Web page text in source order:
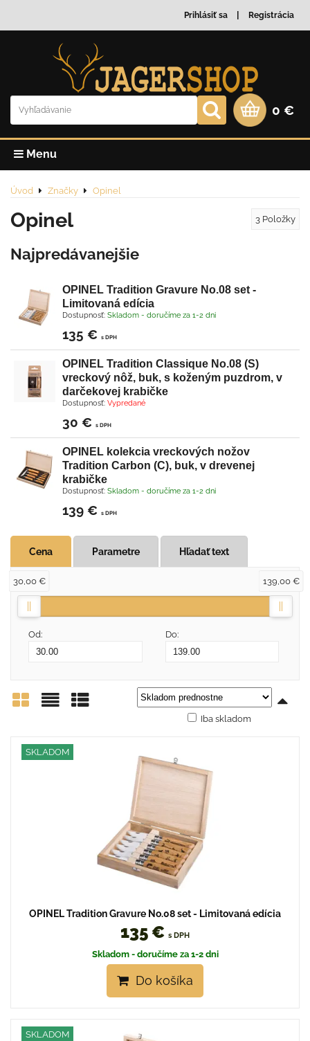
Prihlásiť sa Registrácia
0 €
Menu
Úvod Značky Opinel
Opinel 3 Položky
Najpredávanejšie
OPINEL Tradition Gravure No.08 set -
Limitovaná edícia
Dostupnosť: Skladom - doručíme za 1-2 dni
135 € s DPH
OPINEL Tradition Classique No.08 (S)
vreckový nôž, buk, s koženým puzdrom, v
darčekovej krabičke
Dostupnosť: Vypredané
30 € s DPH
OPINEL kolekcia vreckových nožov
Tradition Carbon (C), buk, v drevenej
krabičke
Dostupnosť: Skladom - doručíme za 1-2 dni
139 € s DPH
Cena Parametre Hľadať text
Od: Do:
30,00 € 139,00 €
Iba skladom
SKLADOM
OPINEL Tradition Gravure No.08 set - Limitovaná edícia
135 € s DPH
Skladom - doručíme za 1-2 dni
Do košíka
SKLADOM